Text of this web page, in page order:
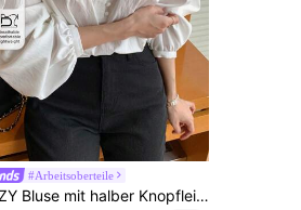
#Arbeitsoberteile
DAZY Bluse mit halber Knopfleiste und Drop Shoulder, Langarm-Oberteil für den Herbst